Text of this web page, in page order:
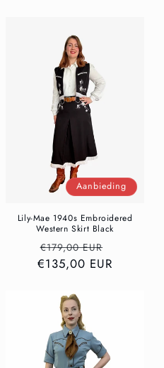
Aanbieding
Lily-Mae 1940s Embroidered
Western Skirt Black
Normale
prijs
€179,00 EUR
€135,00 EUR